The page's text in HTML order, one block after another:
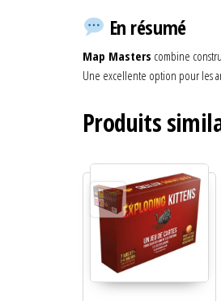
En résumé
Map Masters combine
Une excellente option pour les
Produits